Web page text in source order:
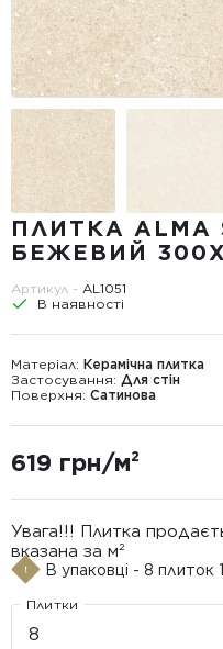
ПЛИТКА ALMA
БЕЖЕВИЙ
Артикул - AL1051
В наявності
Матеріал: Керамічна плитка
Застосування: Для стін
Поверхня: Сатинова
619 грн/м²
Увага!!! Плитка
вказана за м²
В упаковці - 8 плиток
Плитки